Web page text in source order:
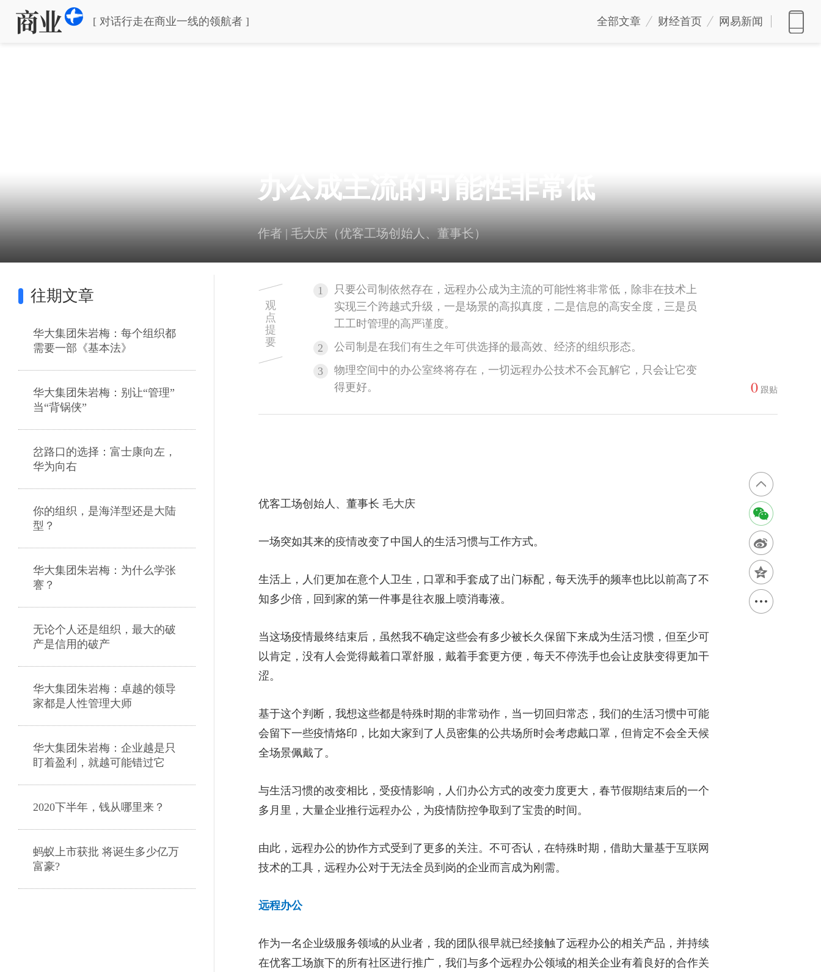
网易新闻
财经首页
全部文章
[ 对话行走在商业一线的领航者 ]
办公成主流的可能性非常低
作者 | 毛大庆（优客工场创始人、董事长）
观
点
提
要
1
只要公司制依然存在，远程办公成为主流的可能性将非常低，除非在技术上
实现三个跨越式升级，一是场景的高拟真度，二是信息的高安全度，三是员
工工时管理的高严谨度。
2
公司制是在我们有生之年可供选择的最高效、经济的组织形态。
3
物理空间中的办公室终将存在，一切远程办公技术不会瓦解它，只会让它变
得更好。
0跟贴
优客工场创始人、董事长 毛大庆
一场突如其来的疫情改变了中国人的生活习惯与工作方式。
生活上，人们更加在意个人卫生，口罩和手套成了出门标配，每天洗手的频率也比以前高了不
知多少倍，回到家的第一件事是往衣服上喷消毒液。
当这场疫情最终结束后，虽然我不确定这些会有多少被长久保留下来成为生活习惯，但至少可
以肯定，没有人会觉得戴着口罩舒服，戴着手套更方便，每天不停洗手也会让皮肤变得更加干
涩。
基于这个判断，我想这些都是特殊时期的非常动作，当一切回归常态，我们的生活习惯中可能
会留下一些疫情烙印，比如大家到了人员密集的公共场所时会考虑戴口罩，但肯定不会全天候
全场景佩戴了。
与生活习惯的改变相比，受疫情影响，人们办公方式的改变力度更大，春节假期结束后的一个
多月里，大量企业推行远程办公 ，为疫情防控争取到了宝贵的时间。
由此，远程办公的协作方式受到了更多的关注。不可否认，在特殊时期，借助大量基于互联网
技术的工具，远程办公对于无法全员到岗的企业而言成为刚需。
远程办公
作为一名企业级服务领域的从业者，我的团队很早就已经接触了远程办公的相关产品，并持续
在优客工场旗下的所有社区进行推广，我们与多个远程办公领域的相关企业有着良好的合作关
往期文章
华大集团朱岩梅：每个组织都
需要一部《基本法》
华大集团朱岩梅：别让“管理”
当“背锅侠”
岔路口的选择：富士康向左，
华为向右
你的组织，是海洋型还是大陆
型？
华大集团朱岩梅：为什么学张
謇？
无论个人还是组织，最大的破
产是信用的破产
华大集团朱岩梅：卓越的领导
家都是人性管理大师
华大集团朱岩梅：企业越是只
盯着盈利，就越可能错过它
2020下半年，钱从哪里来？
蚂蚁上市获批 将诞生多少亿万
富豪?